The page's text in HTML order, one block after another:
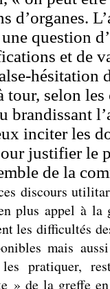
d’organes.
une question
et de
hésitation
tour, selon les
brandissant
inciter les
justifier le
de la
discours
plus appel à la
les difficultés
mais
pratiquer,
» de la greffe